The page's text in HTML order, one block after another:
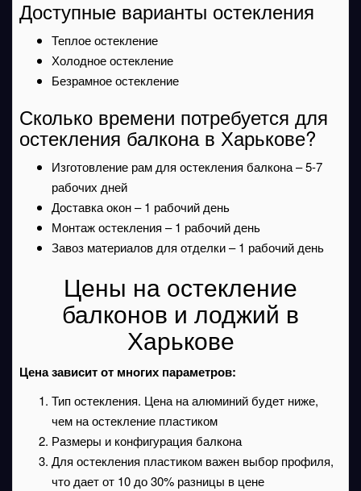
Доступные варианты остекления
Теплое остекление
Холодное остекление
Безрамное остекление
Сколько времени потребуется для
остекления балкона в Харькове?
Изготовление рам для остекления балкона – 5-7
рабочих дней
Доставка окон – 1 рабочий день
Монтаж остекления – 1 рабочий день
Завоз материалов для отделки – 1 рабочий день
Цены на остекление
балконов и лоджий в
Харькове
Цена зависит от многих параметров:
Тип остекления. Цена на алюминий будет ниже,
чем на остекление пластиком
Размеры и конфигурация балкона
Для остекления пластиком важен выбор профиля,
что дает от 10 до 30% разницы в цене